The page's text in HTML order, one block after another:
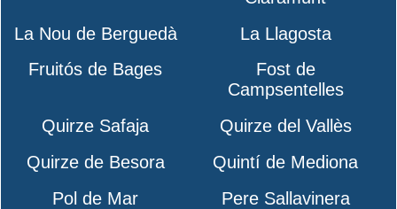
La Nou de Berguedà
La Llagosta
Fruitós de Bages
Fost de
Campsentelles
Quirze Safaja
Quirze del Vallès
Quirze de Besora
Quintí de Mediona
Pol de Mar
Pere Sallavinera